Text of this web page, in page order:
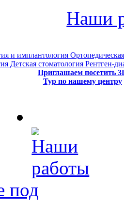
Наши
и имплантология
Детская стоматология Рентген-
Приглашаем посетить
Тур по нашему центру